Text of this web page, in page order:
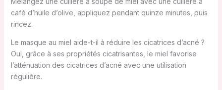
café d’huile d’olive, appliquez pendant quinze minutes, puis
rincez.
Le masque au miel aide-t-il à réduire les cicatrices d’acné ?
Oui, grâce à ses propriétés cicatrisantes, le miel favorise
l’atténuation des cicatrices d’acné avec une utilisation
régulière.